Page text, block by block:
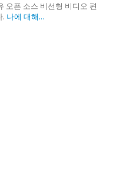
오픈 소스 비선형 비디오 편
. 나에 대해...